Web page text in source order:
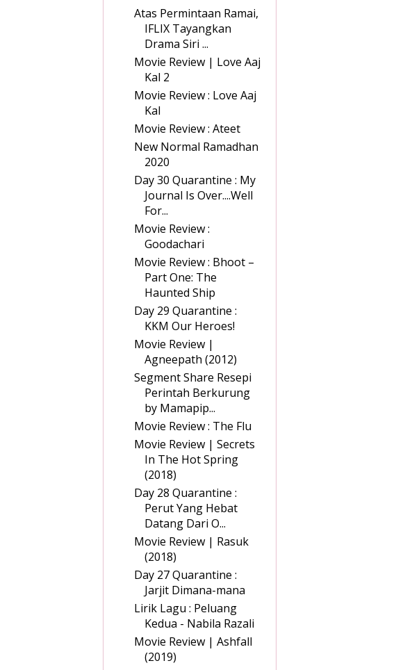
Atas Permintaan Ramai,
IFLIX Tayangkan
Drama Siri ...
Movie Review | Love Aaj
Kal 2
Movie Review : Love Aaj
Kal
Movie Review : Ateet
New Normal Ramadhan
2020
Day 30 Quarantine : My
Journal Is Over....Well
For...
Movie Review :
Goodachari
Movie Review : Bhoot –
Part One: The
Haunted Ship
Day 29 Quarantine :
KKM Our Heroes!
Movie Review |
Agneepath (2012)
Segment Share Resepi
Perintah Berkurung
by Mamapip...
Movie Review : The Flu
Movie Review | Secrets
In The Hot Spring
(2018)
Day 28 Quarantine :
Perut Yang Hebat
Datang Dari O...
Movie Review | Rasuk
(2018)
Day 27 Quarantine :
Jarjit Dimana-mana
Lirik Lagu : Peluang
Kedua - Nabila Razali
Movie Review | Ashfall
(2019)